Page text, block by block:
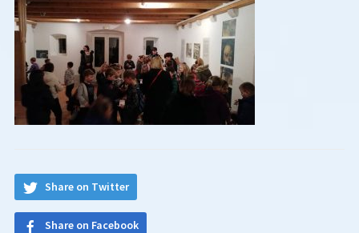
Share on Twitter
Share on Facebook